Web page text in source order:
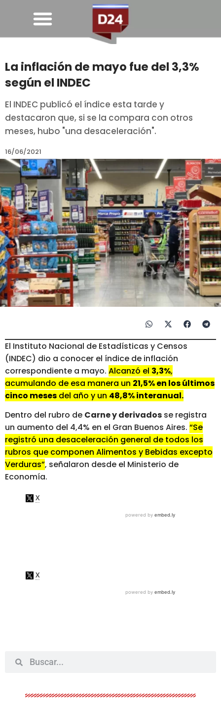
La inflación de mayo fue del 3,3%
según el INDEC
El INDEC publicó el índice esta tarde y
destacaron que, si se la compara con otros
meses, hubo "una desaceleración".
16/06/2021
El Instituto Nacional de Estadísticas y Censos
(INDEC) dio a conocer el índice de inflación
correspondiente a mayo. Alcanzó el 3,3%,
acumulando de esa manera un 21,5% en los últimos
cinco meses del año y un 48,8% interanual.
Dentro del rubro de Carne y derivados se registra
un aumento del 4,4% en el Gran Buenos Aires. “Se
registró una desaceleración general de todos los
rubros que componen Alimentos y Bebidas excepto
Verduras”, señalaron desde el Ministerio de
Economía.